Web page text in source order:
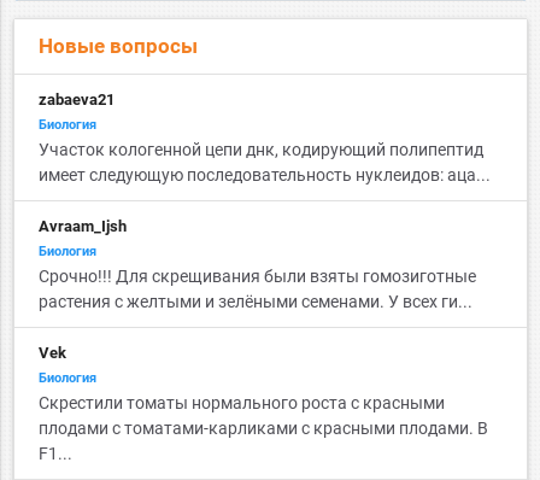
Новые вопросы
zabaeva21
Биология
Участок кологенной цепи днк, кодирующий полипептид
имеет следующую последовательность нуклеидов: аца...
Avraam_Ijsh
Биология
Срочно!!! Для скрещивания были взяты гомозиготные
растения с желтыми и зелёными семенами. У всех ги...
Vek
Биология
Скрестили томаты нормального роста с красными
плодами с томатами-карликами с красными плодами. В
F1...